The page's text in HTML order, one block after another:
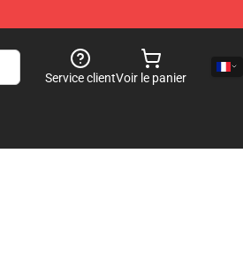
Service clientVoir le panier